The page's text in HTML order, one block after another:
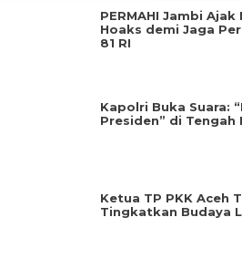
PERMAHI Jambi
Hoaks demi Jaga
81 RI
Kapolri Buka Suara:
Presiden” di
Ketua TP PKK Aceh
Tingkatkan Budaya